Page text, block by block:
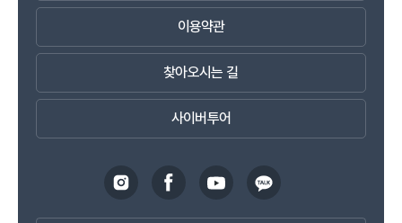
이용약관
찾아오시는 길
사이버투어